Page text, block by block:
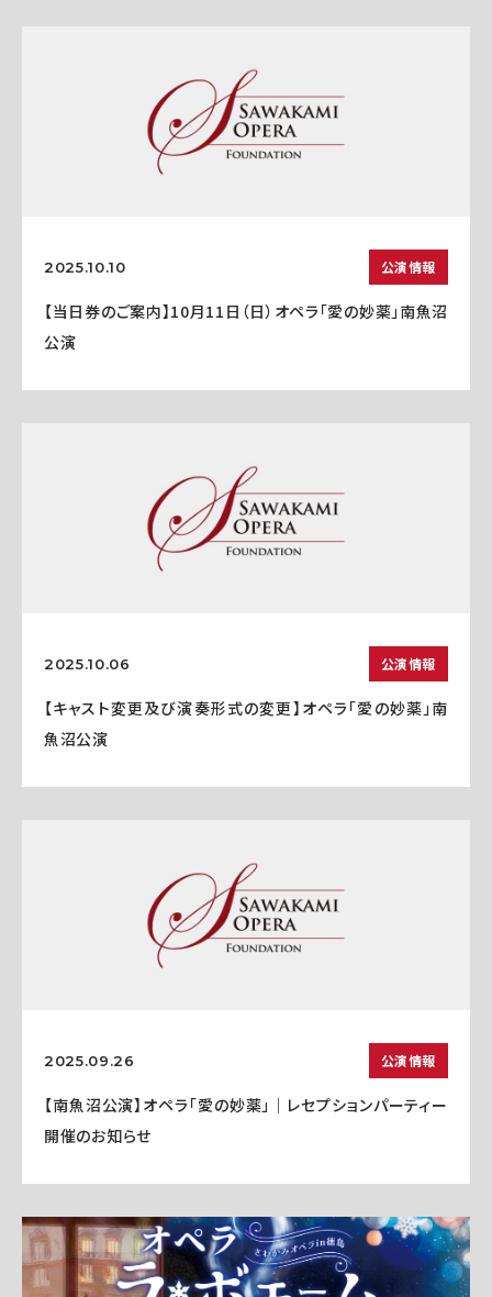
2025.10.10 公演情報
【当日券のご案内】10月11日（日）オペラ「愛の妙薬」南魚沼
公演
2025.10.06 公演情報
【キャスト変更及び演奏形式の変更】オペラ「愛の妙薬」南
魚沼公演
2025.09.26 公演情報
【南魚沼公演】オペラ「愛の妙薬」｜レセプションパーティー
開催のお知らせ